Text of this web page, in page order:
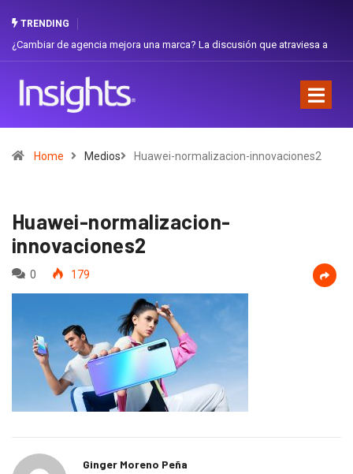
TRENDING
de agencia mejora una marca? La discusión que atraviesa a
Gabriela
Home Medios Huawei-normalizacion-innovaciones2
Huawei-normalizacion-
innovaciones2
0 179
Ginger Moreno Peña